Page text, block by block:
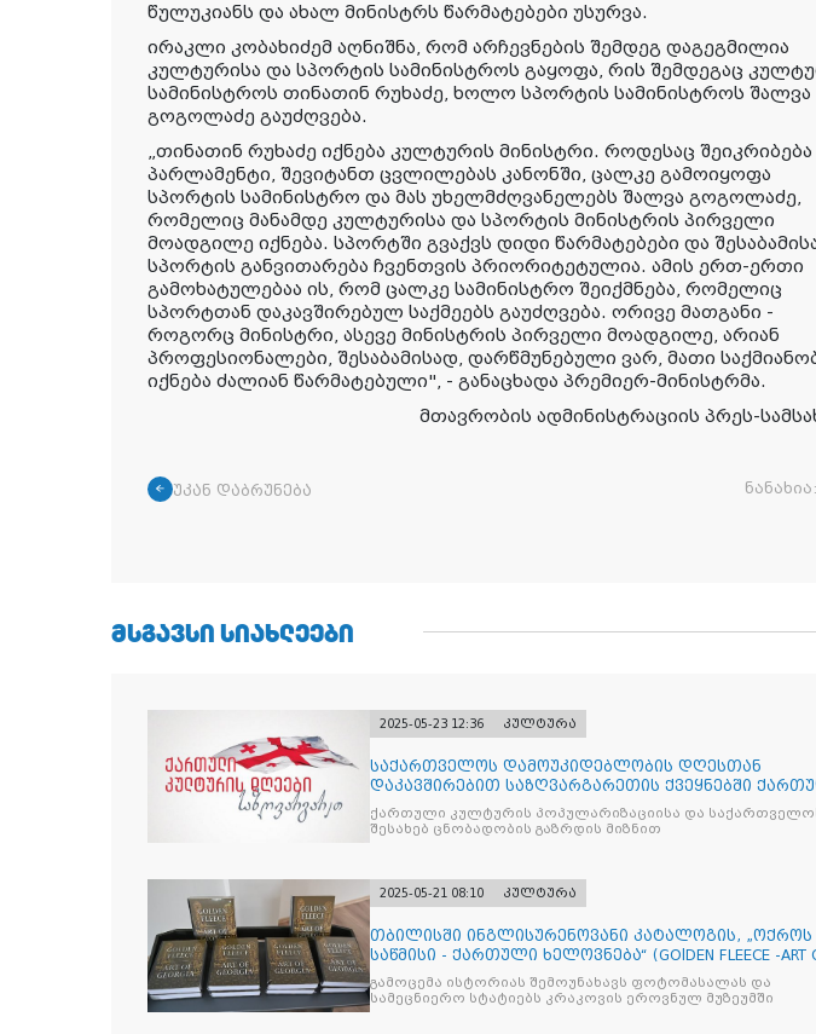
წულუკიანს და ახალ მინისტრს წარმატებები უსურვა.
ირაკლი კობახიძემ აღნიშნა, რომ არჩევნების შემდეგ დაგეგმილია
კულტურისა და სპორტის სამინისტროს გაყოფა, რის შემდეგაც
სამინისტროს თინათინ რუხაძე, ხოლო სპორტის სამინისტროს შალვა
გოგოლაძე გაუძღვება.
„თინათინ რუხაძე იქნება კულტურის მინისტრი. როდესაც შეიკრიბება
პარლამენტი, შევიტანთ ცვლილებას კანონში, ცალკე გამოიყოფა
სპორტის სამინისტრო და მას უხელმძღვანელებს შალვა გოგოლაძე,
რომელიც მანამდე კულტურისა და სპორტის მინისტრის პირველი
მოადგილე იქნება. სპორტში გვაქვს დიდი წარმატებები და
სპორტის განვითარება ჩვენთვის პრიორიტეტულია. ამის ერთ-ერთი
გამოხატულებაა ის, რომ ცალკე სამინისტრო შეიქმნება, რომელიც
სპორტთან დაკავშირებულ საქმეებს გაუძღვება. ორივე მათგანი -
როგორც მინისტრი, ასევე მინისტრის პირველი მოადგილე, არიან
პროფესიონალები, შესაბამისად, დარწმუნებული ვარ, მათი
იქნება ძალიან წარმატებული", - განაცხადა პრემიერ-მინისტრმა.
მთავრობის ადმინისტრაციის პრეს-
უკან დაბრუნება ნანახია:
ᲛᲡᲒᲐᲕᲡᲘ ᲡᲘᲐᲮᲚᲔᲔᲑᲘ
2025-05-23 12:36 კულტურა
საქართველოს დამოუკიდებლობის დღესთან
დაკავშირებით საზღვარგარეთის ქვეყნებში
კულტურის დღეები აღ
ქართული კულტურის პოპულარიზაციისა და
შესახებ ცნობადობის გაზრდის მიზნით
2025-05-21 08:10 კულტურა
თბილისში ინგლისურენოვანი კატალოგის, „ოქროს
საწმისი - ქართული ხელოვნება“ (GOlDEN FLEECE -ART
GEORG
გამოცემა ისტორიას შემოუნახავს ფოტომასალას და
სამეცნიერო სტატიებს კრაკოვის ეროვნულ მუზეუმში